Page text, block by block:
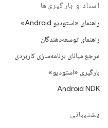
اسناد و بارگیری‌ها
راهنمای «استودیو Android»
راهنمای توسعه‌دهندگان
مرجع میانای برنامه‌سازی کاربردی
بارگیری «استودیو»
Android NDK
پشتیبانی